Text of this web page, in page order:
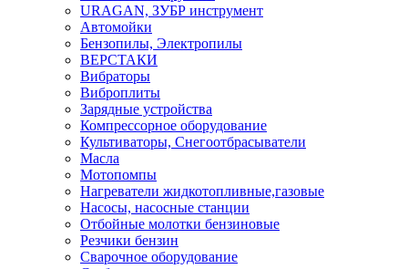
URAGAN, ЗУБР инструмент
Автомойки
Бензопилы, Электропилы
ВЕРСТАКИ
Вибраторы
Виброплиты
Зарядные устройства
Компрессорное оборудование
Культиваторы, Снегоотбрасыватели
Масла
Мотопомпы
Нагреватели жидкотопливные,газовые
Насосы, насосные станции
Отбойные молотки бензиновые
Резчики бензин
Сварочное оборудование